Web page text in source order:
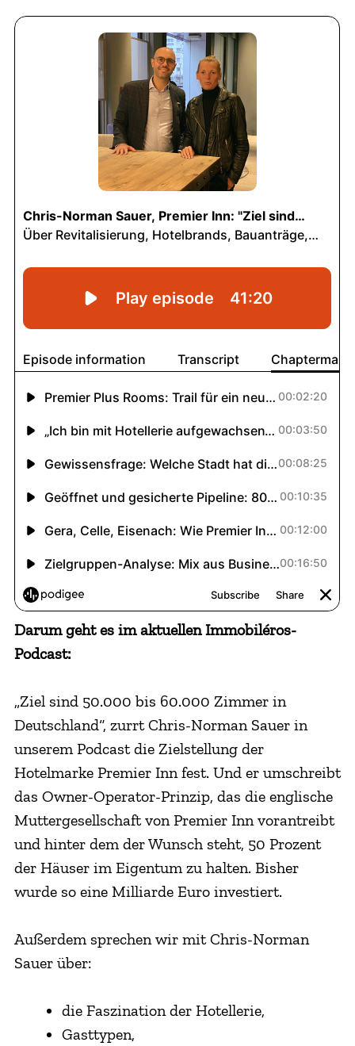
Darum geht es im aktuellen Immobiléros-
Podcast:
„Ziel sind 50.000 bis 60.000 Zimmer in
Deutschland“, zurrt Chris-Norman Sauer in
unserem Podcast die Zielstellung der
Hotelmarke Premier Inn fest. Und er umschreibt
das Owner-Operator-Prinzip, das die englische
Muttergesellschaft von Premier Inn vorantreibt
und hinter dem der Wunsch steht, 50 Prozent
der Häuser im Eigentum zu halten. Bisher
wurde so eine Milliarde Euro investiert.
Außerdem sprechen wir mit Chris-Norman
Sauer über:
die Faszination der Hotellerie,
Gasttypen,